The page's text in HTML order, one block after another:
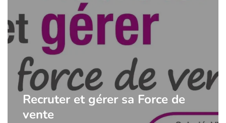
Recruter et gérer sa Force de
vente